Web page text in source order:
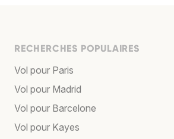
RECHERCHES POPULAIRES
Vol pour Paris
Vol pour Madrid
Vol pour Barcelone
Vol pour Kayes